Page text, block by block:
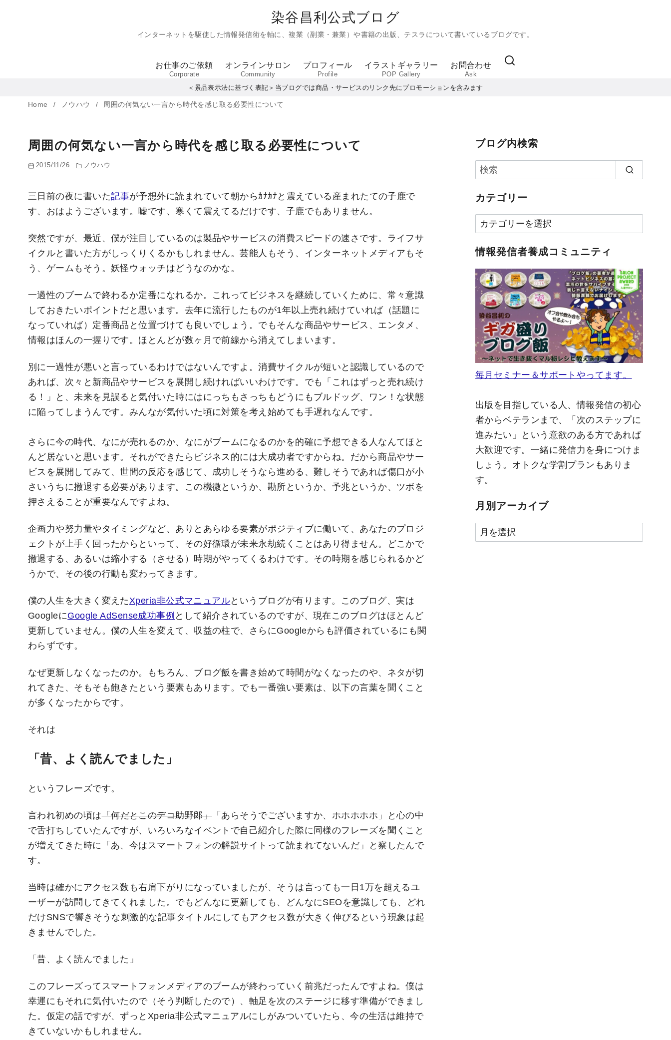
染谷昌利公式ブログ
インターネットを駆使した情報発信術を軸に、複業（副業・兼業）や書籍の出版、テスラについて書いているブログです。
お仕事のご依頼
Corporate
オンラインサロン
Community
プロフィール
Profile
イラストギャラリー
POP Gallery
お問合わせ
Ask
＜景品表示法に基づく表記＞当ブログでは商品・サービスのリンク先にプロモーションを含みます
Home ノウハウ 周囲の何気ない一言から時代を感じ取る必要性について
周囲の何気ない一言から時代を感じ取る必要性について
2015/11/26 ノウハウ
三日前の夜に書いた記事が予想外に読まれていて朝からｶﾅｶﾅと震えている産まれたての子鹿で
す、おはようございます。嘘です、寒くて震えてるだけです、子鹿でもありません。
突然ですが、最近、僕が注目しているのは製品やサービスの消費スピードの速さです。ライフサ
イクルと書いた方がしっくりくるかもしれません。芸能人もそう、インターネットメディアもそ
う、ゲームもそう。妖怪ウォッチはどうなのかな。
一過性のブームで終わるか定番になれるか。これってビジネスを継続していくために、常々意識
しておきたいポイントだと思います。去年に流行したものが1年以上売れ続けていれば（話題に
なっていれば）定番商品と位置づけても良いでしょう。でもそんな商品やサービス、エンタメ、
情報はほんの一握りです。ほとんどが数ヶ月で前線から消えてしまいます。
別に一過性が悪いと言っているわけではないんですよ。消費サイクルが短いと認識しているので
あれば、次々と新商品やサービスを展開し続ければいいわけです。でも「これはずっと売れ続け
る！」と、未来を見誤ると気付いた時にはにっちもさっちもどうにもブルドッグ、ワン！な状態
に陥ってしまうんです。みんなが気付いた頃に対策を考え始めても手遅れなんです。
さらに今の時代、なにが売れるのか、なにがブームになるのかを的確に予想できる人なんてほと
んど居ないと思います。それができたらビジネス的には大成功者ですからね。だから商品やサー
ビスを展開してみて、世間の反応を感じて、成功しそうなら進める、難しそうであれば傷口が小
さいうちに撤退する必要があります。この機微というか、勘所というか、予兆というか、ツボを
押さえることが重要なんですよね。
企画力や努力量やタイミングなど、ありとあらゆる要素がポジティブに働いて、あなたのプロジ
ェクトが上手く回ったからといって、その好循環が未来永劫続くことはあり得ません。どこかで
撤退する、あるいは縮小する（させる）時期がやってくるわけです。その時期を感じられるかど
うかで、その後の行動も変わってきます。
僕の人生を大きく変えたXperia非公式マニュアルというブログが有ります。このブログ、実は
GoogleにGoogle AdSense成功事例 として紹介されているのですが、現在このブログはほとんど
更新していません。僕の人生を変えて、収益の柱で、さらにGoogleからも評価されているにも関
わらずです。
なぜ更新しなくなったのか。もちろん、ブログ飯を書き始めて時間がなくなったのや、ネタが切
れてきた、そもそも飽きたという要素もあります。でも一番強い要素は、以下の言葉を聞くこと
が多くなったからです。
それは
「昔、よく読んでました」
というフレーズです。
言われ初めの頃は「何だとこのデコ助野郎」 「あらそうでございますか、ホホホホホ」と心の中
で舌打ちしていたんですが、いろいろなイベントで自己紹介した際に同様のフレーズを聞くこと
が増えてきた時に「あ、今はスマートフォンの解説サイトって読まれてないんだ」と察したんで
す。
当時は確かにアクセス数も右肩下がりになっていましたが、そうは言っても一日1万を超えるユ
ーザーが訪問してきてくれました。でもどんなに更新しても、どんなにSEOを意識しても、どれ
だけSNSで響きそうな刺激的な記事タイトルにしてもアクセス数が大きく伸びるという現象は起
きませんでした。
「昔、よく読んでました」
このフレーズってスマートフォンメディアのブームが終わっていく前兆だったんですよね。僕は
幸運にもそれに気付いたので（そう判断したので）、軸足を次のステージに移す準備ができまし
た。仮定の話ですが、ずっとXperia非公式マニュアルにしがみついていたら、今の生活は維持で
きていないかもしれません。
ブログ内検索
カテゴリー
カ
テ
ゴ
リ
ー
情報発信者養成コミュニティ
毎月セミナー＆サポートやってます。
出版を目指している人、情報発信の初心
者からベテランまで、「次のステップに
進みたい」という意欲のある方であれば
大歓迎です。一緒に発信力を身につけま
しょう。オトクな学割プランもありま
す。
月別アーカイブ
月
別